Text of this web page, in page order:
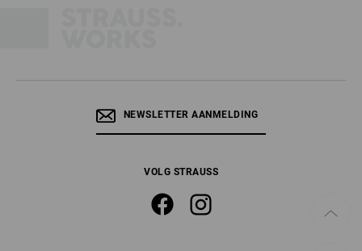
NEWSLETTER AANMELDING
VOLG STRAUSS